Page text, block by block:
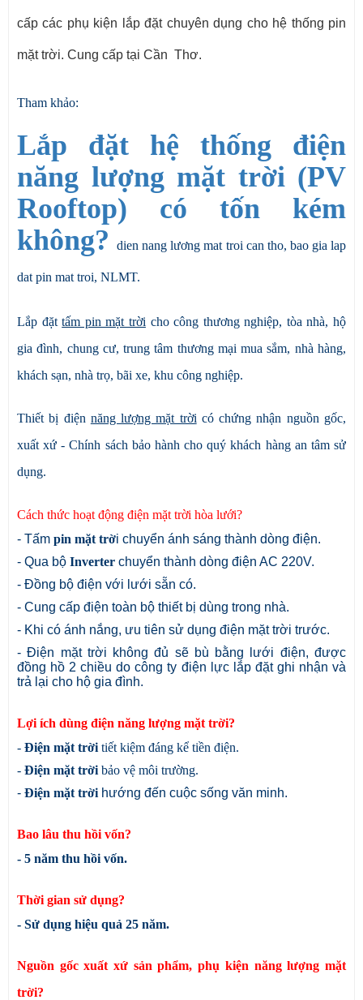
cấp các phụ kiện lắp đặt chuyên dụng cho hệ thống pin
mặt trời. Cung cấp tại Cần Thơ.
Tham khảo:
Lắp đặt hệ thống điện
năng lượng mặt trời (PV
Rooftop) có tốn kém
không?
dien nang lương mat troi can tho, bao gia lap
dat pin mat troi, NLMT.
Lắp đặttấm pin mặt trời cho công thương nghiệp, tòa nhà, hộ
gia đình, chung cư, trung tâm thương mại mua sắm, nhà hàng,
khách sạn, nhà trọ, bãi xe, khu công nghiệp.
Thiết bị điện năng lượng mặt trời có chứng nhận nguồn gốc,
xuất xứ - Chính sách bảo hành cho quý khách hàng an tâm sử
dụng.
Cách thức hoạt động điện mặt trời hòa lưới?
- Tấm pin mặt trời chuyển ánh sáng thành dòng điện.
- Qua bộ Inverter chuyển thành dòng điện AC 220V.
- Đồng bộ điện với lưới sẵn có.
- Cung cấp điện toàn bộ thiết bị dùng trong nhà.
- Khi có ánh nắng, ưu tiên sử dụng điện mặt trời trước.
- Điện mặt trời không đủ sẽ bù bằng lưới điện, được
đồng hồ 2 chiều do công ty điện lực lắp đặt ghi nhận và
trả lại cho hộ gia đình.
Lợi ích dùng điện năng lượng mặt trời?
- Điện mặt trời tiết kiệm đáng kể tiền điện.
- Điện mặt trời bảo vệ môi trường.
- Điện mặt trời hướng đến cuộc sống văn minh.
Bao lâu thu hồi vốn?
- 5 năm thu hồi vốn.
Thời gian sử dụng?
- Sử dụng hiệu quả 25 năm.
Nguồn gốc xuất xứ sản phẩm, phụ kiện năng lượng mặt
trời?